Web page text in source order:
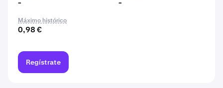
- -
Máximo histórico
0,98 €
Regístrate